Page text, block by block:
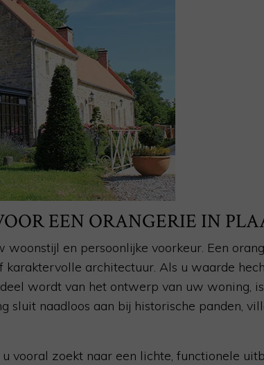
EEN ORANGERIE IN
woonstijl en persoonlijke voorkeur. Een
karaktervolle architectuur. Als u waarde
wordt van het ontwerp van uw woning,
sluit naadloos aan bij historische panden,
vooral zoekt naar een lichte, functionele